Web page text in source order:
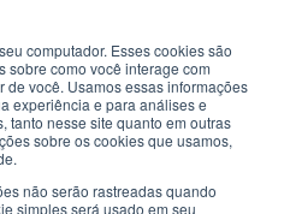
computador. Esses cookies são
sobre como você interage com
de você. Usamos essas informações
experiência e para análises e
tanto nesse site quanto em outras
sobre os cookies que usamos,
não serão rastreadas quando
simples será usado em seu
os direitos reservados. · Torre New